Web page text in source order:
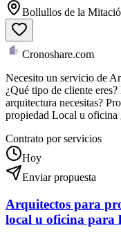
Bollullos de la
Cronoshare.com
Necesito un servicio de
¿Qué tipo de cliente
arquitectura necesitas?
propiedad Local u oficina
Contrato por servicios
Hoy
Enviar propuesta
Arquitectos para
local u oficina para